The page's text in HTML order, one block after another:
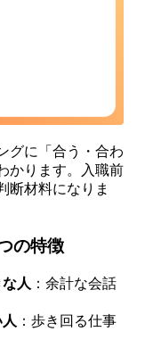
グに「合う・合わ
かります。入職前
断材料になりま
の特徴
人 ：余計な会話
：歩き回る仕事